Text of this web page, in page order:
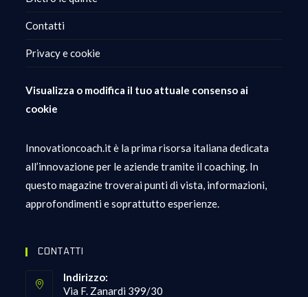
Contatti
Privacy e cookie
Visualizza o modifica il tuo attuale consenso ai
cookie
Innovationcoach.it è la prima risorsa italiana dedicata
all’innovazione per le aziende tramite il coaching. In
questo magazine troverai punti di vista, informazioni,
approfondimenti e soprattutto esperienze.
CONTATTI
Indirizzo:
Via F. Zanardi 399/30